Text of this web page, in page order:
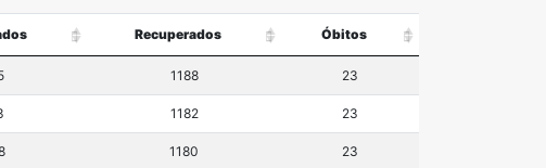
Recuperados Óbitos
1188 23
1182 23
1180 23